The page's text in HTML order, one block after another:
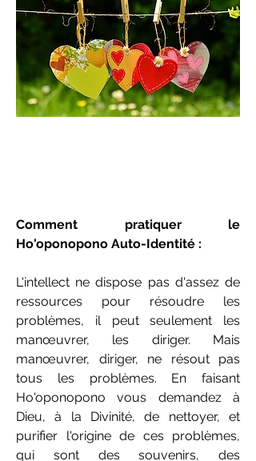
Comment pratiquer le
Ho'oponopono Auto-Identité :
L'intellect ne dispose pas d'assez de
ressources pour résoudre les
problèmes, il peut seulement les
manœuvrer, les diriger. Mais
manœuvrer, diriger, ne résout pas
tous les problèmes. En faisant
Ho'oponopono vous demandez à
Dieu, à la Divinité, de nettoyer, et
purifier l'origine de ces problèmes,
qui sont des souvenirs, des